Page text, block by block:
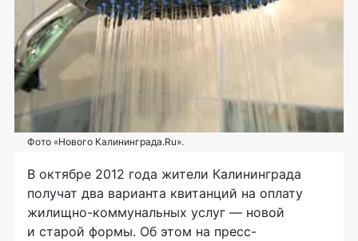
Фото «Нового Калининграда.Ru».
В октябре 2012 года жители Калининграда
получат два варианта квитанций на оплату
жилищно-коммунальных услуг — новой
и старой формы. Об этом на пресс-